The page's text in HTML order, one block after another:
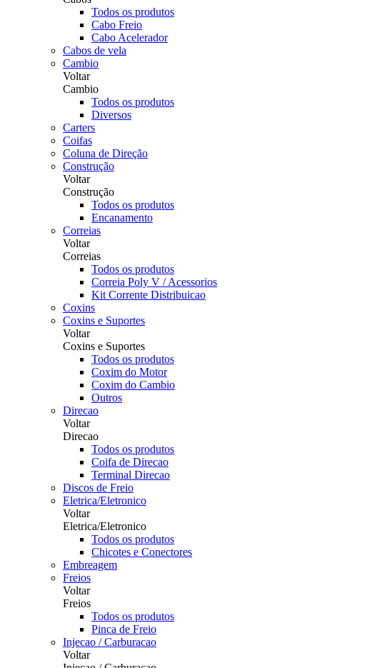
Todos os produtos
Cabo Freio
Cabo Acelerador
Cabos de vela
Cambio
Voltar
Cambio
Todos os produtos
Diversos
Carters
Coifas
Coluna de Direção
Construção
Voltar
Construção
Todos os produtos
Encanamento
Correias
Voltar
Correias
Todos os produtos
Correia Poly V / Acessorios
Kit Corrente Distribuicao
Coxins
Coxins e Suportes
Voltar
Coxins e Suportes
Todos os produtos
Coxim do Motor
Coxim do Cambio
Outros
Direcao
Voltar
Direcao
Todos os produtos
Coifa de Direcao
Terminal Direcao
Discos de Freio
Eletrica/Eletronico
Voltar
Eletrica/Eletronico
Todos os produtos
Chicotes e Conectores
Embreagem
Freios
Voltar
Freios
Todos os produtos
Pinca de Freio
Injecao / Carburacao
Voltar